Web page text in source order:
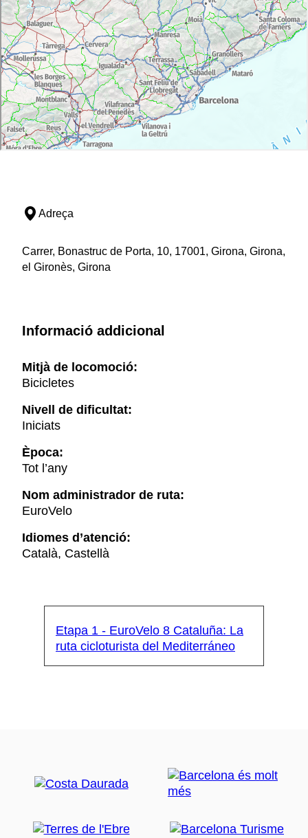
Adreça
Carrer, Bonastruc de Porta, 10, 17001, Girona, Girona,
el Gironès, Girona
Informació addicional
Mitjà de locomoció:
Bicicletes
Nivell de dificultat:
Iniciats
Època:
Tot l’any
Nom administrador de ruta:
EuroVelo
Idiomes d’atenció:
Català, Castellà
Etapa 1 - EuroVelo 8 Cataluña: La
ruta cicloturista del Mediterráneo